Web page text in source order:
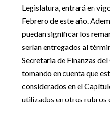
Legislatura, entrará en
Febrero de este año.
puedan significar los
serían entregados al
Secretaria de Finanzas
tomando en cuenta que
considerados en el
utilizados en otros rubros